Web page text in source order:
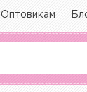
Оптовикам